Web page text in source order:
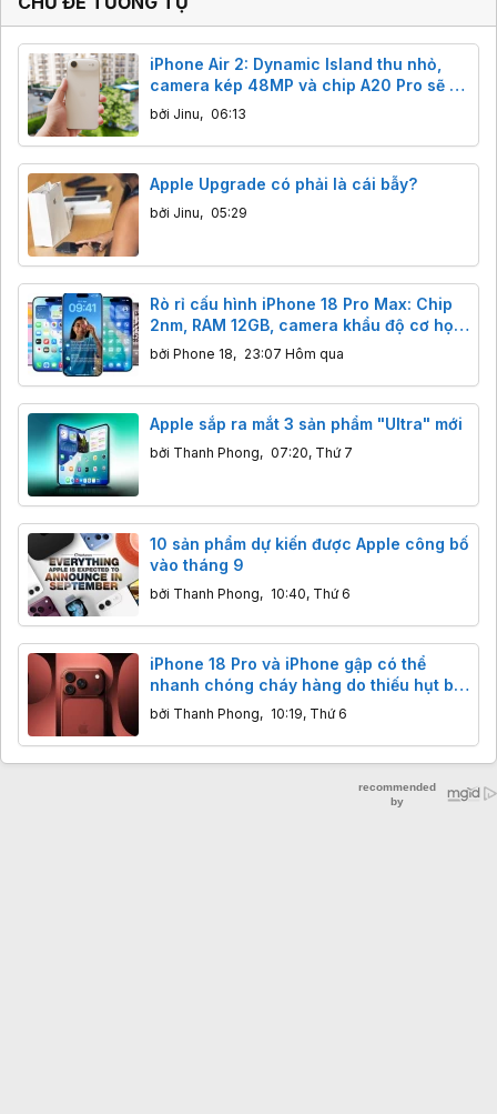
iPhone Air 2: Dynamic Island thu nhỏ,
camera kép 48MP và chip A20 Pro sẽ ra
mắt 2027
bởi Jinu, 06:13
Apple Upgrade có phải là cái bẫy?
bởi Jinu, 05:29
Rò rỉ cấu hình iPhone 18 Pro Max: Chip
2nm, RAM 12GB, camera khẩu độ cơ học.
Có đáng để chờ?
bởi Phone 18, 23:07 Hôm qua
Apple sắp ra mắt 3 sản phẩm "Ultra" mới
bởi Thanh Phong, 07:20, Thứ 7
10 sản phẩm dự kiến được Apple công bố
vào tháng 9
bởi Thanh Phong, 10:40, Thứ 6
iPhone 18 Pro và iPhone gập có thể
nhanh chóng cháy hàng do thiếu hụt bộ
nhớ
bởi Thanh Phong, 10:19, Thứ 6